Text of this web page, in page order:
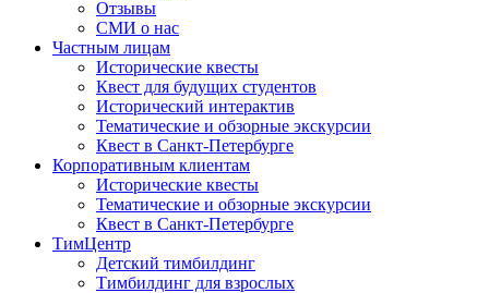
Отзывы
СМИ о нас
Частным лицам
Исторические квесты
Квест для будущих студентов
Исторический интерактив
Тематические и обзорные экскурсии
Квест в Санкт-Петербурге
Корпоративным клиентам
Исторические квесты
Тематические и обзорные экскурсии
Квест в Санкт-Петербурге
ТимЦентр
Детский тимбилдинг
Тимбилдинг для взрослых